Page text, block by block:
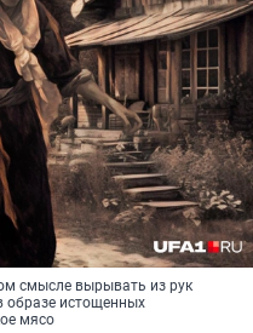
смысле вырывать из рук
образе истощенных
мясо